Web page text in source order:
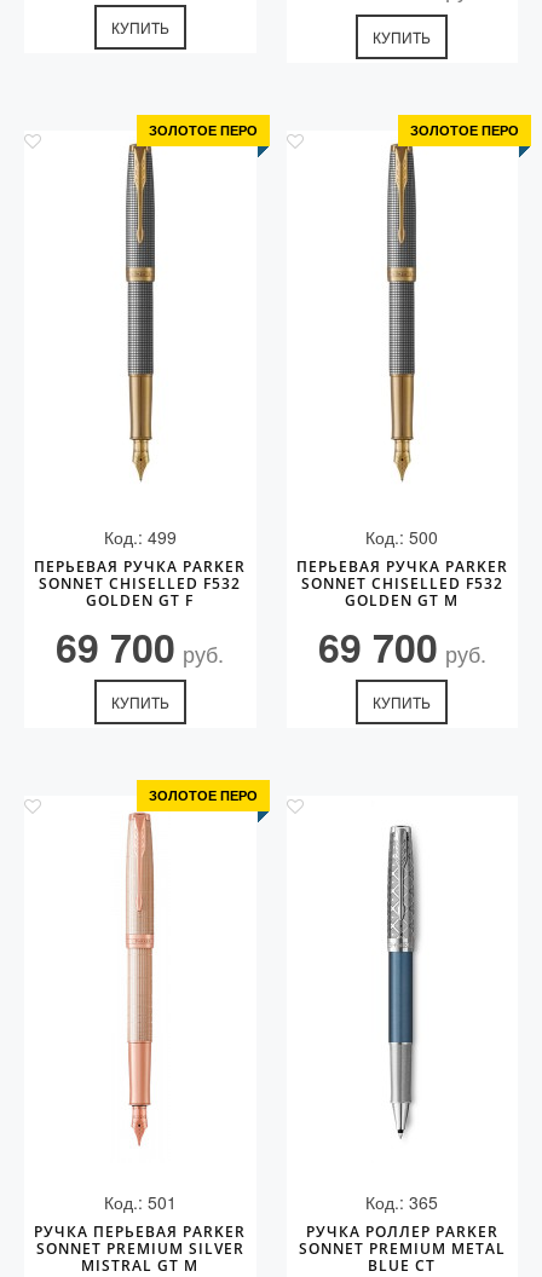
КУПИТЬ КУПИТЬ
ЗОЛОТОЕ ПЕРО
Код.: 499
ПЕРЬЕВАЯ РУЧКА PARKER
SONNET CHISELLED F532
GOLDEN GT F
69 700 руб.
КУПИТЬ
ЗОЛОТОЕ ПЕРО
Код.: 500
ПЕРЬЕВАЯ РУЧКА PARKER
SONNET CHISELLED F532
GOLDEN GT M
69 700 руб.
КУПИТЬ
ЗОЛОТОЕ ПЕРО
Код.: 501
РУЧКА ПЕРЬЕВАЯ PARKER
SONNET PREMIUM SILVER
MISTRAL GT M
Код.: 365
РУЧКА РОЛЛЕР PARKER
SONNET PREMIUM METAL
BLUE CT